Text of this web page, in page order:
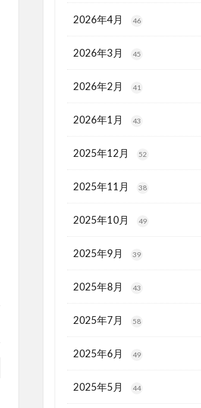
2026年4月 46
2026年3月 45
2026年2月 41
2026年1月 43
2025年12月 52
2025年11月 38
2025年10月 49
2025年9月 39
2025年8月 43
2025年7月 58
2025年6月 49
2025年5月 44